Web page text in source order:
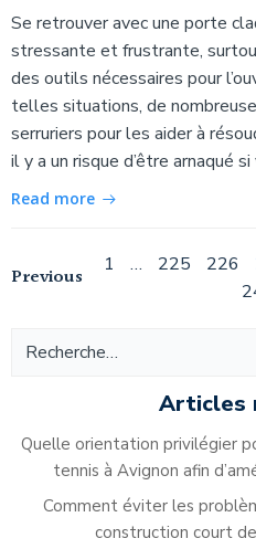
Se retrouver avec une porte
stressante et frustrante,
des outils nécessaires pour
telles situations, de
serruriers pour les aider à
il y a un risque d’être arnaqué
Read more
Navigation
des
articles
Previous
des
articles
Page
1 … Page
225 Page
226
Articles
Quelle orientation privilégier
tennis à Avignon afin
Comment éviter les
construction court